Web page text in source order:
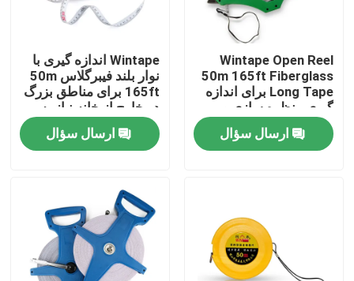
کنترل کیفیت
با ما تماس بگیرید
درخواست نقل قول
نوار اندازه گیری لیزری
اندازه گیری نوار خیاطی شخصی
Wintape Open Reel
50m 165ft Fiberglass
Long Tape برای اندازه
گیری منظره سازی و
باغبانی
ارسال سؤال
Wintape اندازه گیری با
نوار بلند فیبرگلاس 50m
165ft برای مناطق بزرگ
در خارج از خانه نیاز به
اندازه گیری طولانی
ارسال سؤال